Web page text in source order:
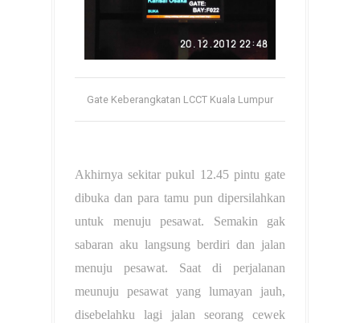
Gate Keberangkatan LCCT Kuala Lumpur
Akhirnya sekitar pukul 12.45 pintu gate
dibuka dan para tamu pun dipersilahkan
untuk menuju pesawat. Semakin gak
sabaran aku langsung berdiri dan jalan
menuju pesawat. Saat di perjalanan
meunuju pesawat yang lumayan jauh,
disebelahku lagi jalan seorang cewek